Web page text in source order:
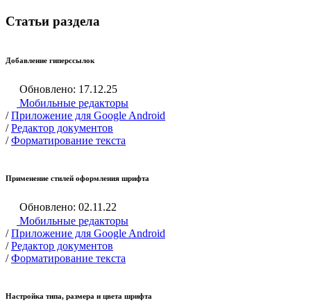
Статьи раздела
Добавление гиперссылок
Обновлено: 17.12.25
Мобильные редакторы
/ Приложение для Google Android
/ Редактор документов
/ Форматирование текста
Применение стилей оформления шрифта
Обновлено: 02.11.22
Мобильные редакторы
/ Приложение для Google Android
/ Редактор документов
/ Форматирование текста
Настройка типа, размера и цвета шрифта